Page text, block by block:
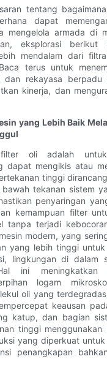
tentang
dapat
mengelola armada di
eksplorasi berikut
mendalam dari
terus untuk
dan rekayasa berpadu
kinerja, dan
yang Lebih Baik
oli adalah untuk
dapat mengikis atau
tinggi
tekanan sistem
penyaringan
kemampuan filter
tanpa terjadi
modern, yang
yang lebih tinggi
lingkungan di dalam
ini meningkatkan
logam
oli yang
keausan
katup, dan bagian
tinggi
yang diperkuat
penangkapan